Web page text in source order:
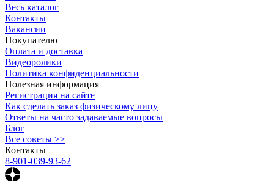
Весь каталог
Контакты
Вакансии
Покупателю
Оплата и доставка
Видеоролики
Политика конфиденциальности
Полезная информация
Регистрация на сайте
Как сделать заказ физическому лицу
Ответы на часто задаваемые вопросы
Блог
Все советы >>
Контакты
8-901-039-93-62